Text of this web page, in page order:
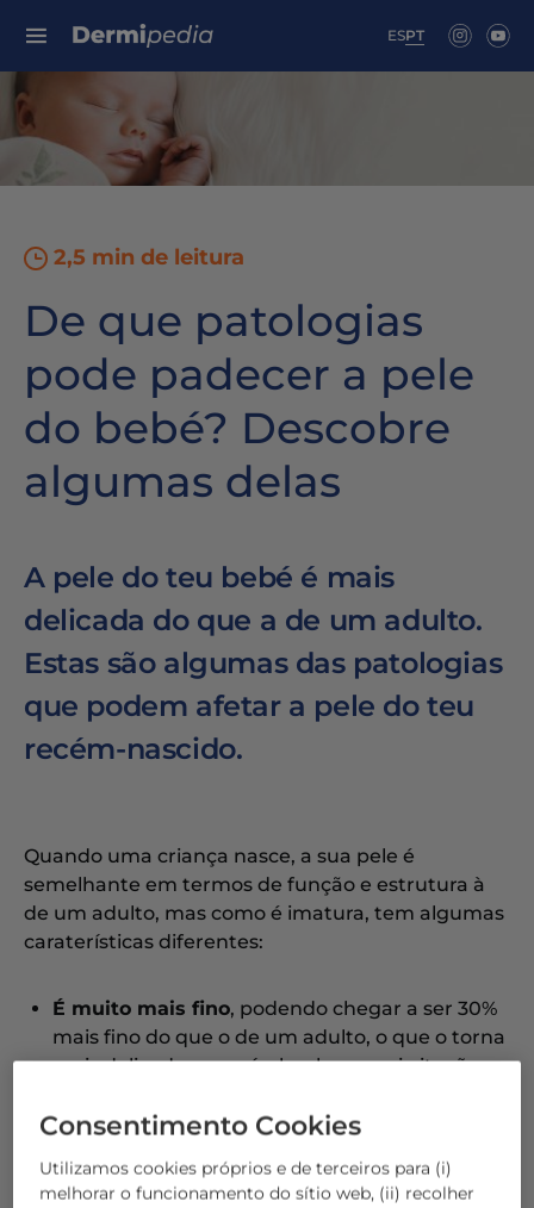
ESPT
Search for:
2,5 min de leitura
De que patologias
pode padecer a pele
do bebé? Descobre
algumas delas
A pele do teu bebé é mais
delicada do que a de um adulto.
Estas são algumas das patologias
que podem afetar a pele do teu
recém-nascido.
Quando uma criança nasce, a sua pele é
semelhante em termos de função e estrutura à
de um adulto, mas como é imatura, tem algumas
caraterísticas diferentes:
É muito mais fino, podendo chegar a ser 30%
mais fino do que o de um adulto, o que o torna
mais delicado e sensível a choques, irritações,
O pH é neutroem comparação com
ligeiramente ácido do adulto.
Consentimento Cookies
Utilizamos cookies próprios e de terceiros para (i)
melhorar o funcionamento do sítio web, (ii) recolher